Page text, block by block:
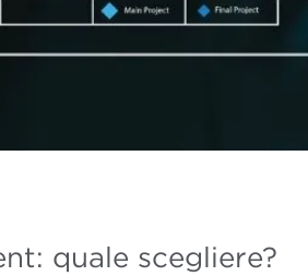
quale scegliere?